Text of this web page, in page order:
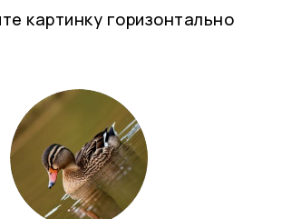
картинку горизонтально